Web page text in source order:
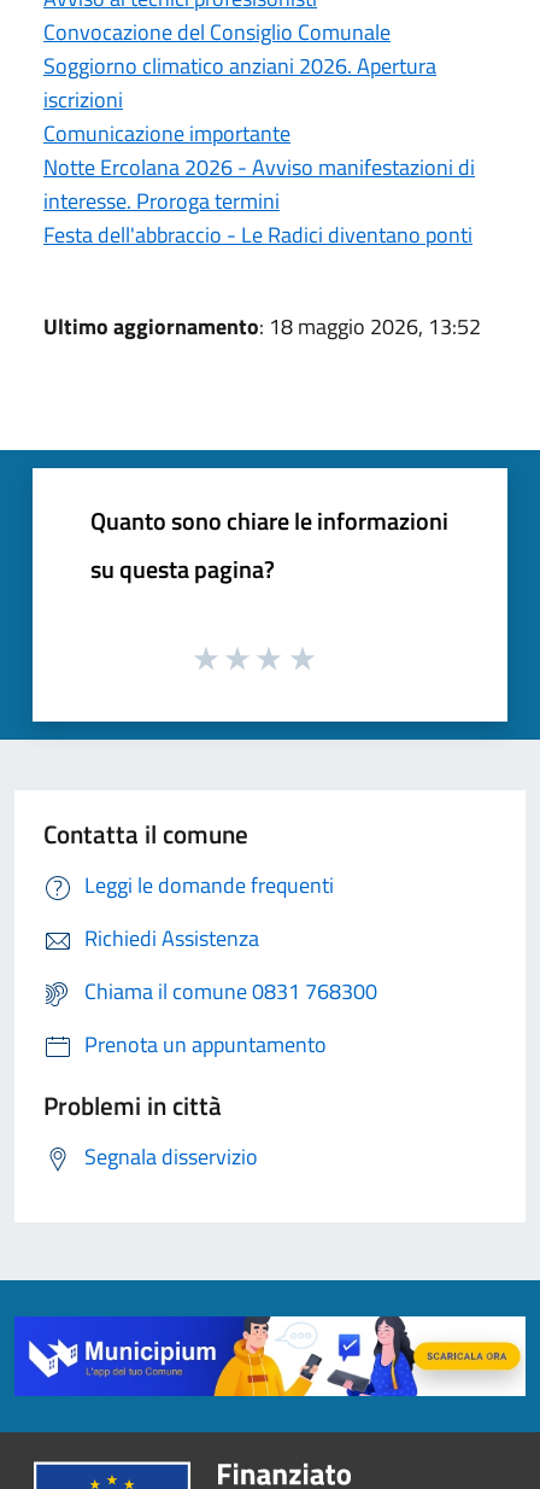
Convocazione del Consiglio Comunale
Soggiorno climatico anziani 2026. Apertura
iscrizioni
Comunicazione importante
Notte Ercolana 2026 - Avviso manifestazioni di
interesse. Proroga termini
Festa dell'abbraccio - Le Radici diventano ponti
Ultimo aggiornamento: 18 maggio 2026, 13:52
Quanto sono chiare le informazioni
su questa pagina?
Contatta il comune
Leggi le domande frequenti
Richiedi Assistenza
Chiama il comune 0831 768300
Prenota un appuntamento
Problemi in città
Segnala disservizio